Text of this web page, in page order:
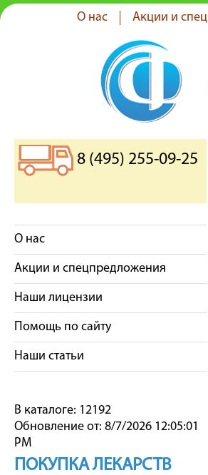
О нас Акции и
8 (495) 255-09-25
О нас
Акции и спецпредложения
Наши лицензии
Помощь по сайту
Наши статьи
В каталоге: 12192
Обновление от: 8/7/2026 12:05:01
PM
ПОКУПКА ЛЕКАРСТВ